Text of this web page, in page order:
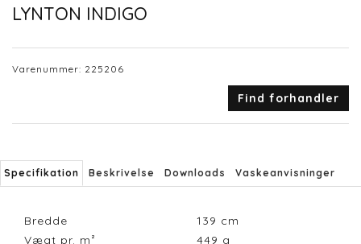
LYNTON INDIGO
Varenummer: 225206
Find forhandler
Specifikation Beskrivelse Downloads Vaskeanvisninger
Bredde 139 cm
Vægt pr. m²
449 g